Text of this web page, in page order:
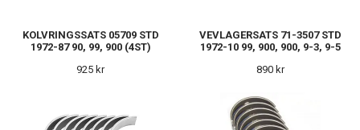
KOLVRINGSSATS 05709 STD
1972-87 90, 99, 900 (4ST)
925 kr
VEVLAGERSATS 71-3507 STD
1972-10 99, 900, 900, 9-3, 9-5
890 kr